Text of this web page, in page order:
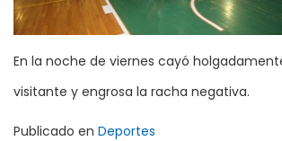
En la noche de viernes cayó
visitante y engrosa la racha negativa.
Publicado en Deportes